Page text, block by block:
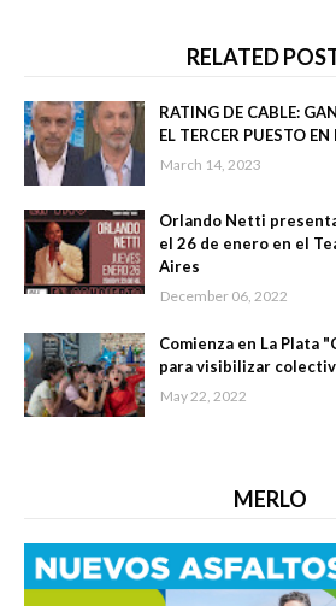
RELATED
RATING DE CABLE:
EL TERCER PUESTO
March 14, 2023
Orlando Netti
el 26 de enero en el
Aires
December 06, 2022
Comienza en La Plata
para visibilizar
May 22, 2022
MERLO